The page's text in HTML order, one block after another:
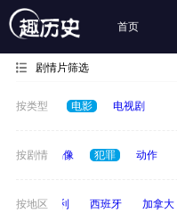
首页
剧情片筛选
按类型 电影 电视剧
按剧情青春偶像 犯罪 动作
按地区
度 意大利 西班牙 加拿大